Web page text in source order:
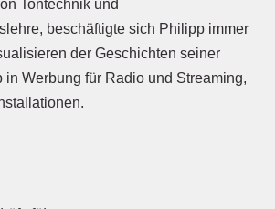
Tontechnik und
beschäftigte sich Philipp immer
der Geschichten seiner
in Werbung für Radio und Streaming,